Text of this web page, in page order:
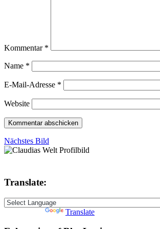
Kommentar *
Name *
E-Mail-Adresse *
Website
Nächstes Bild
Translate:
Translate